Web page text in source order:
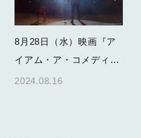
8月28日（水）映画『ア
イアム・ア・コメディア
ン』舞台挨拶、及び独演
2024.08.16